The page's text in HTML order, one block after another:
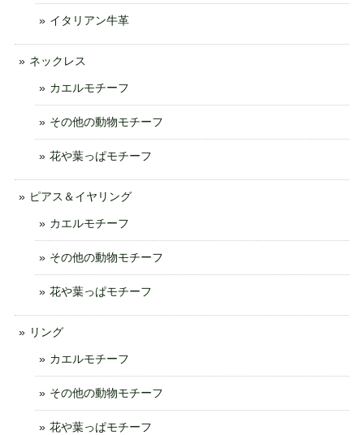
イタリアン牛革
ネックレス
カエルモチーフ
その他の動物モチーフ
花や葉っぱモチーフ
ピアス＆イヤリング
カエルモチーフ
その他の動物モチーフ
花や葉っぱモチーフ
リング
カエルモチーフ
その他の動物モチーフ
花や葉っぱモチーフ